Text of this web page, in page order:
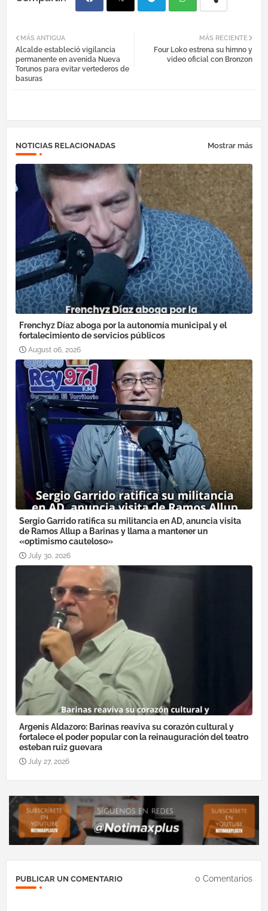
ebo tter egr atsa
MÁS RECIENTE
Four Loko estrena su himno y
video oficial con Bronzon
MÁS ANTIGUA
Alcalde estableció vigilancia
permanente en avenida Nueva
Torunos para evitar vertederos de
basuras
NOTICIAS RELACIONADAS Mostrar más
Frenchyz Díaz aboga por la autonomía municipal y el
fortalecimiento de servicios públicos
August 06, 2026
Sergio Garrido ratifica su militancia en AD, anuncia visita
de Ramos Allup a Barinas y llama a mantener un
«optimismo cauteloso»
July 30, 2026
Argenis Aldazoro: Barinas reaviva su corazón cultural y
fortalece el poder popular con la reinauguración del teatro
esteban ruiz guevara
July 27, 2026
PUBLICAR UN COMENTARIO 0 Comentarios